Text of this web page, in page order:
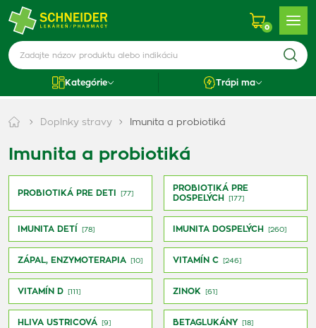
0
Kategórie Trápi ma
Doplnky stravy Imunita a probiotiká
Imunita a probiotiká
PROBIOTIKÁ PRE DETI [77]
PROBIOTIKÁ PRE
DOSPELÝCH
[177]
IMUNITA DETÍ [78] IMUNITA DOSPELÝCH [260]
ZÁPAL, ENZYMOTERAPIA [10] VITAMÍN C [246]
VITAMÍN D [111] ZINOK [61]
HLIVA USTRICOVÁ [9] BETAGLUKÁNY [18]